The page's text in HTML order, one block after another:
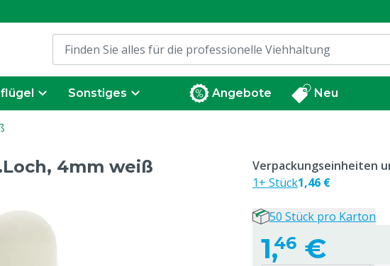
Sonstiges Angebote Neu
4mm weiß
1,46 €
Verpackungseinheiten
1+ Stück1,46 €
50 Stück pro Karton